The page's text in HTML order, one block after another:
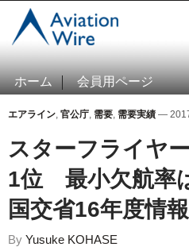
ホーム 会員用ページ
エアライン, 官公庁, 需要, 需要実績 —
スターフライヤ
1位 最小欠航
国交省16年度情
By Yusuke KOHASE